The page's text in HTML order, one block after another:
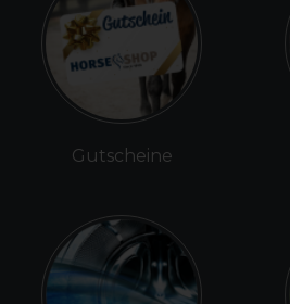
Gutscheine